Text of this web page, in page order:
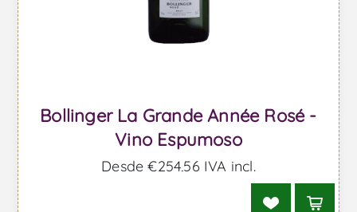
Bollinger La Grande Année Rosé -
Vino Espumoso
Desde €254,56 IVA incl.